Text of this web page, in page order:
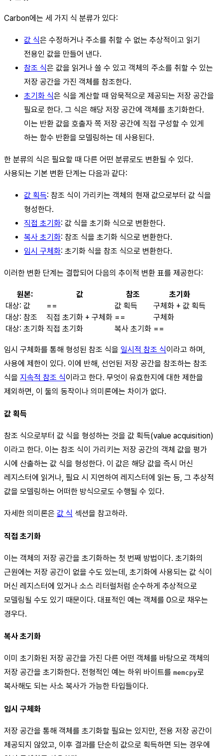
Carbon에는 세 가지 식 분류가 있다:
값 식은 수정하거나 주소를 취할 수 없는 추상적이고 읽기
전용인 값을 만들어 낸다.
참조 식은 값을 읽거나 쓸 수 있고 객체의 주소를 취할 수 있는
저장 공간을 가진 객체를 참조한다.
초기화 식은 식을 계산할 때 암묵적으로 제공되는 저장 공간을
필요로 한다. 그 식은 해당 저장 공간에 객체를 초기화한다.
이는 반환 값을 호출자 쪽 저장 공간에 직접 구성할 수 있게
하는 함수 반환을 모델링하는 데 사용된다.
한 분류의 식은 필요할 때 다른 어떤 분류로도 변환될 수 있다.
사용되는 기본 변환 단계는 다음과 같다:
값 획득: 참조 식이 가리키는 객체의 현재 값으로부터 값 식을
형성한다.
직접 초기화: 값 식을 초기화 식으로 변환한다.
복사 초기화: 참조 식을 초기화 식으로 변환한다.
임시 구체화: 초기화 식을 참조 식으로 변환한다.
이러한 변환 단계는 결합되어 다음의 추이적 변환 표를 제공한다:
원본: 값 참조
초기화
대상: 값
== 값 획득
구체화 + 값 획득
대상: 참조
직접 초기화 + 구체화 ==
구체화
대상: 초기화 직접 초기화 복사 초기화 ==
임시 구체화를 통해 형성된 참조 식을 일시적 참조 식이라고 하며,
사용에 제한이 있다. 이에 반해, 선언된 저장 공간을 참조하는 참조
식을 지속적 참조 식이라고 한다. 무엇이 유효한지에 대한 제한을
제외하면, 이 둘의 동작이나 의미론에는 차이가 없다.
값 획득
참조 식으로부터 값 식을 형성하는 것을 값 획득(value acquisition)
이라고 한다. 이는 참조 식이 가리키는 저장 공간의 객체 값을 평가
시에 산출하는 값 식을 형성한다. 이 값은 해당 값을 즉시 머신
레지스터에 읽거나, 필요 시 지연하여 레지스터에 읽는 등, 그 추상적
값을 모델링하는 어떠한 방식으로도 수행될 수 있다.
자세한 의미론은 값 식 섹션을 참고하라.
직접 초기화
이는 객체의 저장 공간을 초기화하는 첫 번째 방법이다. 초기화의
근원에는 저장 공간이 없을 수도 있는데, 초기화에 사용되는 값 식이
머신 레지스터에 있거나 소스 리터럴처럼 순수하게 추상적으로
모델링될 수도 있기 때문이다. 대표적인 예는 객체를 0으로 채우는
경우다.
복사 초기화
이미 초기화된 저장 공간을 가진 다른 어떤 객체를 바탕으로 객체의
저장 공간을 초기화한다. 전형적인 예는 하위 바이트를 memcpy로
복사해도 되는 사소 복사가 가능한 타입들이다.
임시 구체화
저장 공간을 통해 객체를 초기화할 필요는 있지만, 전용 저장 공간이
제공되지 않았고, 이후 결과를 단순히 값으로 획득하면 되는 경우에